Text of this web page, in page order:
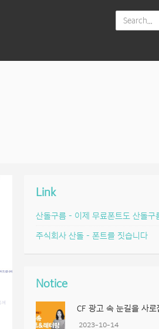
Link
산돌구름 – 이제 무료폰트도 산돌구
주식회사 산돌 – 폰트를 짓습니다
Notice
CF 광고 속 눈길을 사로
2023-10-14